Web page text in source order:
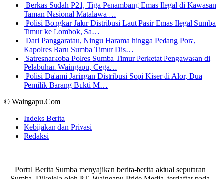
Berkas Sudah P21, Tiga Penambang Emas Ilegal di Kawasan
Taman Nasional Matalawa …
Polisi Bongkar Jalur Distribusi Laut Pasir Emas Ilegal Sumba
Timur ke Lombok, Sa…
Dari Panggaratau, Ningu Harama hingga Pedang Pora,
Kapolres Baru Sumba Timur Dis…
Satresnarkoba Polres Sumba Timur Perketat Pengawasan di
Pelabuhan Waingapu, Cega…
Polisi Dalami Jaringan Distribusi Sopi Kiser di Alor, Dua
Pemilik Barang Bukti M…
© Waingapu.Com
Indeks Berita
Kebijakan dan Privasi
Redaksi
Portal Berita Sumba menyajikan berita-berita aktual seputaran